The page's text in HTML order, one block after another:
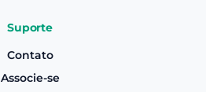
Suporte
Contato
Associe-se